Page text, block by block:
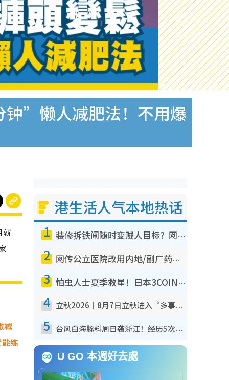
钟”懒人减肥法！不用爆
就
减
练
港生活人气本地热话
1 装修拆铁闸随时变贼人目标？网友揭2大关键用途：装新款等于白装？附新旧铁闸分别
2 网传公立医院改用内地/副厂药？医生拆解正副厂分别，揭4类人换药随时出事
3 怕虫人士夏季救星！日本3COINS爆红驱虫神器$45起 1招“全程免触碰”轻松搞定小强
4 立秋2026｜8月7日立秋进入“多事之秋” 3件事不可做！专家教6招开运 清杂物／钱包纳气接好运
5 台风白海豚料周日袭浙江！经历5次“眼壁置换”极罕见 成登陆内地最长途台风
U GO 本週好去處